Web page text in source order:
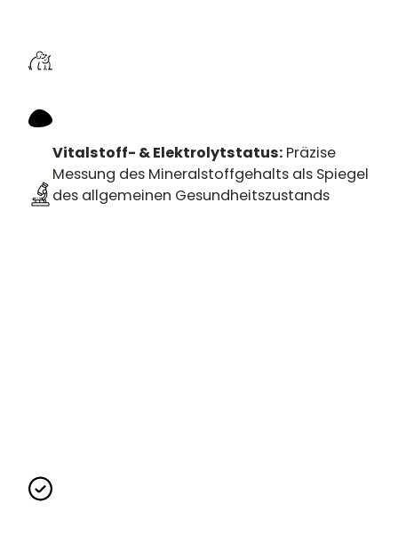
Vitalstoff- & Elektrolytstatus:Präzise
Messung des Mineralstoffgehalts als Spiegel
des allgemeinen Gesundheitszustands